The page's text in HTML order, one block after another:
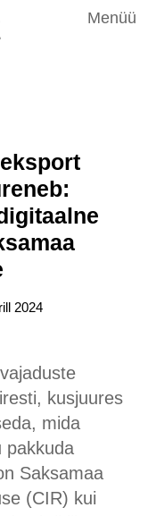
Menüü
2024
kusjuures
mida
pakkuda
Saksamaa
(CIR) kui